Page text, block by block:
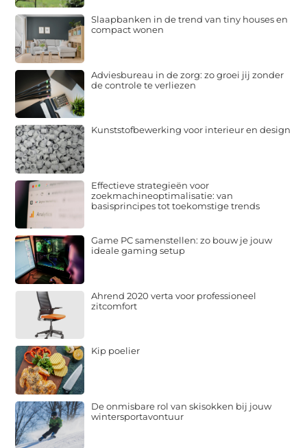
Slaapbanken in de trend van tiny houses en
compact wonen
Adviesbureau in de zorg: zo groei jij zonder
de controle te verliezen
Kunststofbewerking voor interieur en design
Effectieve strategieën voor
zoekmachineoptimalisatie: van
basisprincipes tot toekomstige trends
Game PC samenstellen: zo bouw je jouw
ideale gaming setup
Ahrend 2020 verta voor professioneel
zitcomfort
Kip poelier
De onmisbare rol van skisokken bij jouw
wintersportavontuur